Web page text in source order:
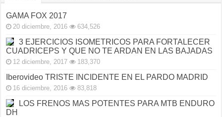
GAMA FOX 2017
20 diciembre, 2016 634,526
3 EJERCICIOS ISOMETRICOS PARA FORTALECER
CUADRICEPS Y QUE NO TE ARDAN EN LAS BAJADAS
12 diciembre, 2017 183,370
Iberovideo TRISTE INCIDENTE EN EL PARDO MADRID
16 diciembre, 2016 83,818
LOS FRENOS MAS POTENTES PARA MTB ENDURO
DH